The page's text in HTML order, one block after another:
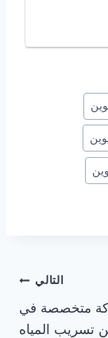
التالي
متخصصة في
تسريب المياه